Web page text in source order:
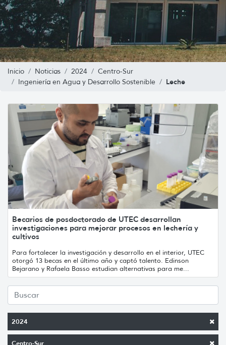
Inicio Noticias 2024
Centro-Sur
Ingeniería en Agua y Desarrollo Sostenible
Leche
2024
Centro-Sur
Becarios de posdoctorado de UTEC desarrollan
investigaciones para mejorar procesos en lechería y
cultivos
Para fortalecer la investigación y desarrollo en el interior, UTEC
otorgó 13 becas en el último año y captó talento. Edinson
Bejarano y Rafaela Basso estudian alternativas para me...